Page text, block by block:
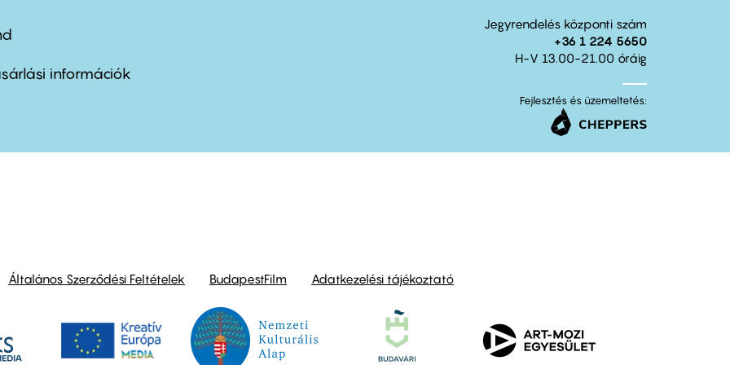
információk
Jegyrendelés központi szám
+36 1 224 5650
H-V 13.00-21.00 óráig
Fejlesztés és üzemeltetés:
Általános Szerződési Feltételek BudapestFilm Adatkezelési tájékoztató